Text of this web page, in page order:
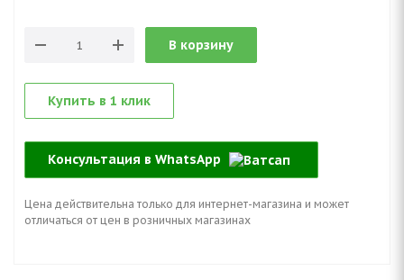
В корзину
Купить в 1 клик
Консультация в WhatsApp
Цена действительна только для интернет-магазина и может
отличаться от цен в розничных магазинах